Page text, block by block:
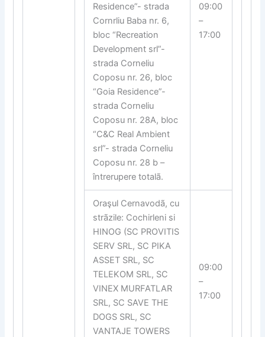
Residence”- strada
Cornrliu Baba nr. 6,
bloc “Recreation
Development srl”-
strada Corneliu
Coposu nr. 26, bloc
“Goia Residence”-
strada Corneliu
Coposu nr. 28A, bloc
“C&C Real Ambient
srl”- strada Corneliu
Coposu nr. 28 b –
întrerupere totalã.
09:00
–
17:00
Oraşul Cernavodã, cu
strãzile: Cochirleni si
HINOG (SC PROVITIS
SERV SRL, SC PIKA
ASSET SRL, SC
TELEKOM SRL, SC
VINEX MURFATLAR
SRL, SC SAVE THE
DOGS SRL, SC
VANTAJE TOWERS
09:00
–
17:00